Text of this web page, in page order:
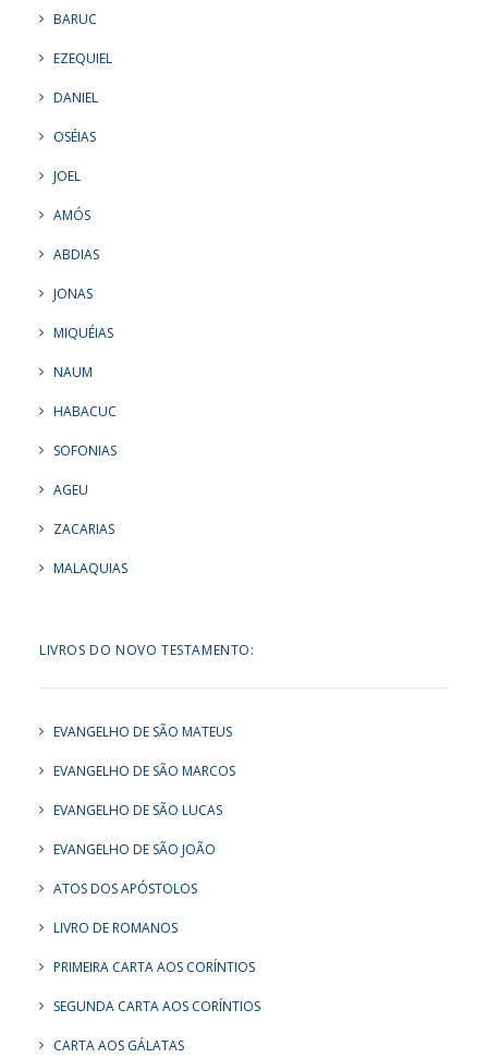
BARUC
EZEQUIEL
DANIEL
OSÉIAS
JOEL
AMÓS
ABDIAS
JONAS
MIQUÉIAS
NAUM
HABACUC
SOFONIAS
AGEU
ZACARIAS
MALAQUIAS
LIVROS DO NOVO TESTAMENTO:
EVANGELHO DE SÃO MATEUS
EVANGELHO DE SÃO MARCOS
EVANGELHO DE SÃO LUCAS
EVANGELHO DE SÃO JOÃO
ATOS DOS APÓSTOLOS
LIVRO DE ROMANOS
PRIMEIRA CARTA AOS CORÍNTIOS
SEGUNDA CARTA AOS CORÍNTIOS
CARTA AOS GÁLATAS